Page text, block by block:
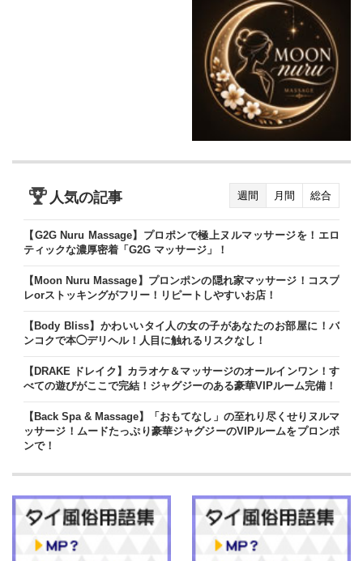
人気の記事 週間 月間 総合
【G2G Nuru Massage】プロポンで極上ヌルマッサージを！エロ
ティックな濃厚密着「G2G マッサージ」！
【Moon Nuru Massage】プロンポンの隠れ家マッサージ！コスプ
レorストッキングがフリー！リピートしやすいお店！
【Body Bliss】かわいいタイ人の女の子があなたのお部屋に！バ
ンコクで本◯デリヘル！人目に触れるリスクなし！
【DRAKE ドレイク】カラオケ＆マッサージのオールインワン！す
べての遊びがここで完結！ジャグジーのある豪華VIPルーム完備！
【Back Spa & Massage】「おもてなし」の至れり尽くせりヌルマ
ッサージ！ムードたっぷり豪華ジャグジーのVIPルームをプロンポ
ンで！